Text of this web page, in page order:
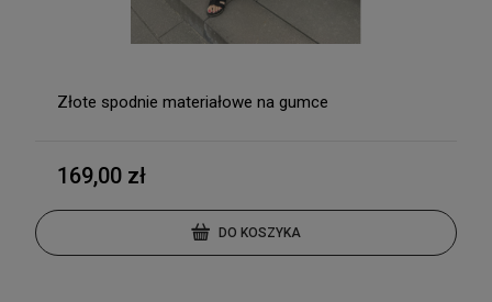
Złote spodnie materiałowe na gumce
169,00 zł
DO KOSZYKA